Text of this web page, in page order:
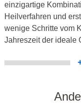
einzigartige
Heilverfahren und
wenige Schritte vom
Jahreszeit der ideale